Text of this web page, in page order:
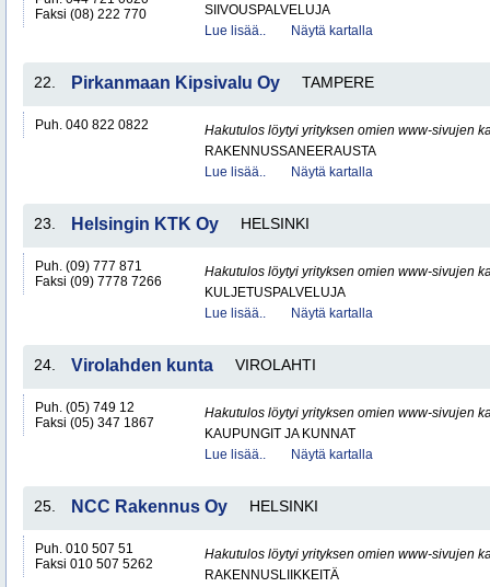
Faksi (08) 222 770
SIIVOUSPALVELUJA
Lue lisää..
Näytä kartalla
22. Pirkanmaan Kipsivalu Oy TAMPERE
Puh. 040 822 0822
Hakutulos löytyi yrityksen omien www-sivujen
RAKENNUSSANEERAUSTA
Lue lisää..
Näytä kartalla
23. Helsingin KTK Oy HELSINKI
Puh. (09) 777 871
Faksi (09) 7778 7266
Hakutulos löytyi yrityksen omien www-sivujen
KULJETUSPALVELUJA
Lue lisää..
Näytä kartalla
24. Virolahden kunta VIROLAHTI
Puh. (05) 749 12
Faksi (05) 347 1867
Hakutulos löytyi yrityksen omien www-sivujen
KAUPUNGIT JA KUNNAT
Lue lisää..
Näytä kartalla
25. NCC Rakennus Oy HELSINKI
Puh. 010 507 51
Faksi 010 507 5262
Hakutulos löytyi yrityksen omien www-sivujen
RAKENNUSLIIKKEITÄ